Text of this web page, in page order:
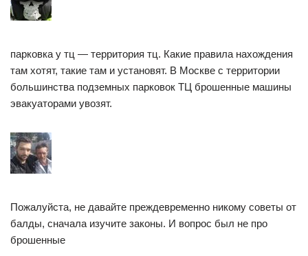
парковка у тц — территория тц. Какие правила нахождения
там хотят, такие там и установят. В Москве с территории
большинства подземных парковок ТЦ брошенные машины
эвакуаторами увозят.
Пожалуйста, не давайте преждевременно никому советы от
балды, сначала изучите законы. И вопрос был не про
брошенные